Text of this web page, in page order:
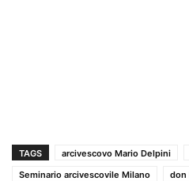
TAGS arcivescovo Mario Delpini
Seminario arcivescovile Milano
don